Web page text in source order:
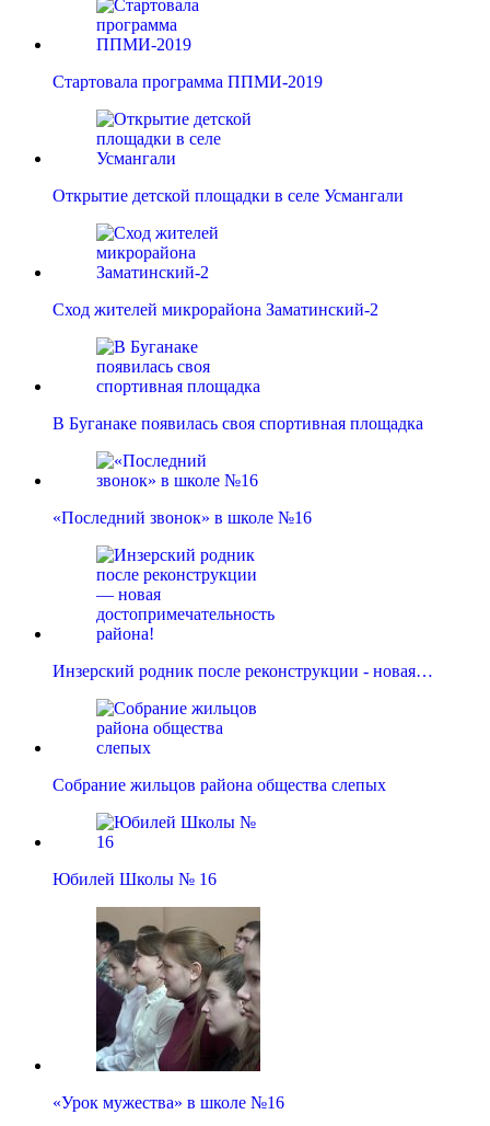
Стартовала программа ППМИ-2019
Открытие детской площадки в селе Усмангали
Сход жителей микрорайона Заматинский-2
В Буганаке появилась своя спортивная площадка
«Последний звонок» в школе №16
Инзерский родник после реконструкции - новая…
Собрание жильцов района общества слепых
Юбилей Школы № 16
«Урок мужества» в школе №16